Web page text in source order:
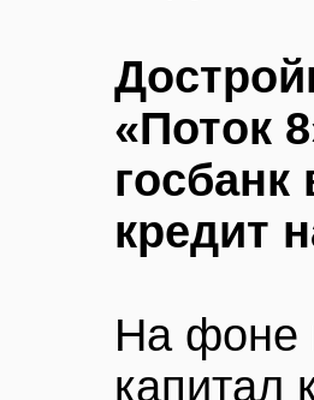
«Поток
кредит
На фоне
капитал